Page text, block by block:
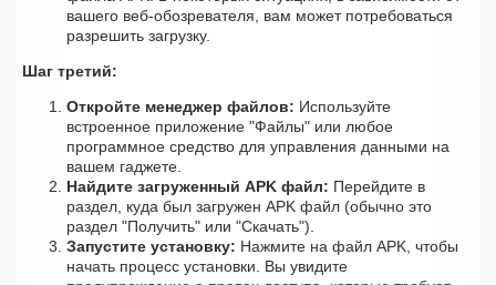
вашего веб-обозревателя, вам может потребоваться
разрешить загрузку.
Шаг третий:
Откройте менеджер файлов: Используйте
встроенное приложение "Файлы" или любое
программное средство для управления данными на
вашем гаджете.
Найдите загруженный APK файл: Перейдите в
раздел, куда был загружен APK файл (обычно это
раздел "Получить" или "Скачать").
Запустите установку: Нажмите на файл APK, чтобы
начать процесс установки. Вы увидите